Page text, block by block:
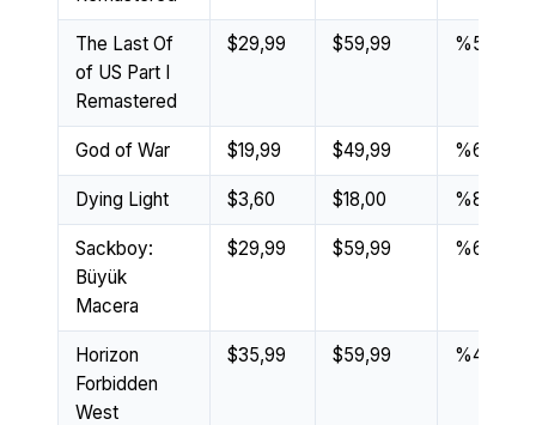
The Last Of
of US Part I
Remastered
$29,99 $59,99 %50
God of War $19,99 $49,99 %60
Dying Light $3,60 $18,00 %80
Sackboy:
Büyük
Macera
$29,99 $59,99 %60
Horizon
Forbidden
West
$35,99 $59,99 %40